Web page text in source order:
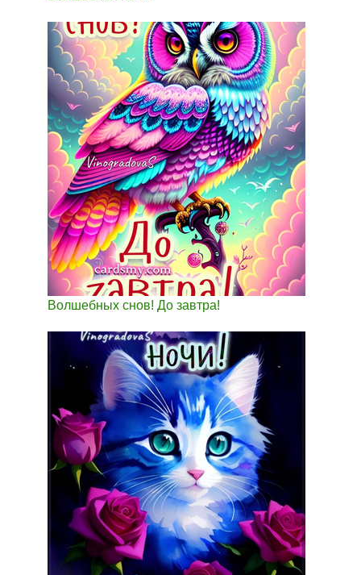
Волшебных снов! До завтра!